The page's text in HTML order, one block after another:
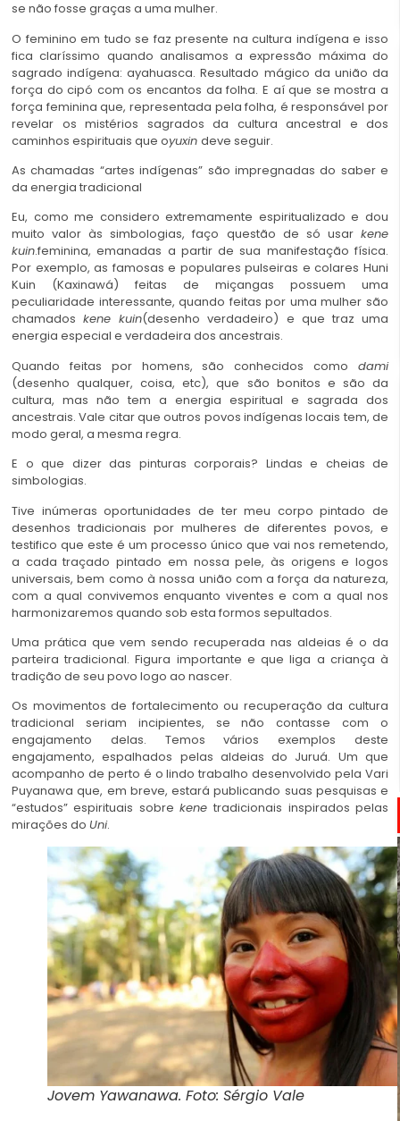
se não fosse graças a uma mulher.
O feminino em tudo se faz presente na cultura indígena e isso
fica claríssimo quando analisamos a expressão máxima do
sagrado indígena: ayahuasca. Resultado mágico da união da
força do cipó com os encantos da folha. E aí que se mostra a
força feminina que, representada pela folha, é responsável por
revelar os mistérios sagrados da cultura ancestral e dos
caminhos espirituais que oyuxin deve seguir.
As chamadas “artes indígenas” são impregnadas do saber e
da energia tradicional
Eu, como me considero extremamente espiritualizado e dou
muito valor às simbologias, faço questão de só usar kene
kuin.feminina, emanadas a partir de sua manifestação física.
Por exemplo, as famosas e populares pulseiras e colares Huni
Kuin (Kaxinawá) feitas de miçangas possuem uma
peculiaridade interessante, quando feitas por uma mulher são
chamadoskene kuin(desenho verdadeiro) e que traz uma
energia especial e verdadeira dos ancestrais.
Quando feitas por homens, são conhecidos como dami
(desenho qualquer, coisa, etc), que são bonitos e são da
cultura, mas não tem a energia espiritual e sagrada dos
ancestrais. Vale citar que outros povos indígenas locais tem, de
modo geral, a mesma regra.
E o que dizer das pinturas corporais? Lindas e cheias de
simbologias.
Tive inúmeras oportunidades de ter meu corpo pintado de
desenhos tradicionais por mulheres de diferentes povos, e
testifico que este é um processo único que vai nos remetendo,
a cada traçado pintado em nossa pele, às origens e logos
universais, bem como à nossa união com a força da natureza,
com a qual convivemos enquanto viventes e com a qual nos
harmonizaremos quando sob esta formos sepultados.
Uma prática que vem sendo recuperada nas aldeias é o da
parteira tradicional. Figura importante e que liga a criança à
tradição de seu povo logo ao nascer.
Os movimentos de fortalecimento ou recuperação da cultura
tradicional seriam incipientes, se não contasse com o
engajamento delas. Temos vários exemplos deste
engajamento, espalhados pelas aldeias do Juruá. Um que
acompanho de perto é o lindo trabalho desenvolvido pela Vari
Puyanawa que, em breve, estará publicando suas pesquisas e
“estudos” espirituais sobre kenetradicionais inspirados pelas
mirações do Uni.
Jovem Yawanawa. Foto: Sérgio Vale